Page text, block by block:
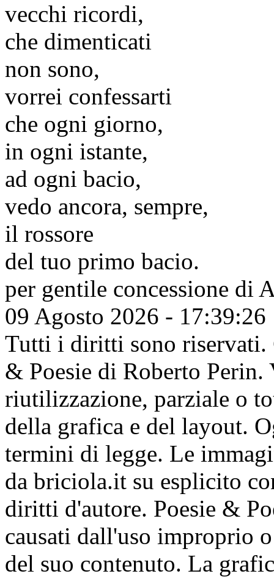
vecchi ricordi,
che dimenticati
non sono,
vorrei confessarti
che ogni giorno,
in ogni istante,
ad ogni bacio,
vedo ancora, sempre,
il rossore
del tuo primo bacio.
per gentile concessione di
09 Agosto 2026 - 17:39:26
Tutti i diritti sono riservati.
& Poesie di Roberto
riutilizzazione, parziale o
della grafica e del layout.
termini di legge. Le
da briciola.it su esplicito
diritti d'autore. Poesie &
causati dall'uso improprio
del suo contenuto. La